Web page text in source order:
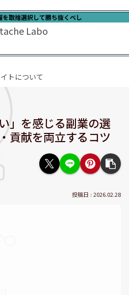
を取捨選択して勝ち抜くべし
Labo
トについて
」を感じる副業の選
貢献を両立するコツ
2026.02.28